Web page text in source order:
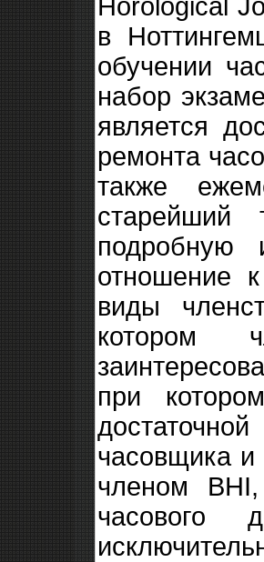
Horological
в
обучении
набор
является
ремонта
также
старейший
отношение
виды
котором
при
часовщика и
членом
часового